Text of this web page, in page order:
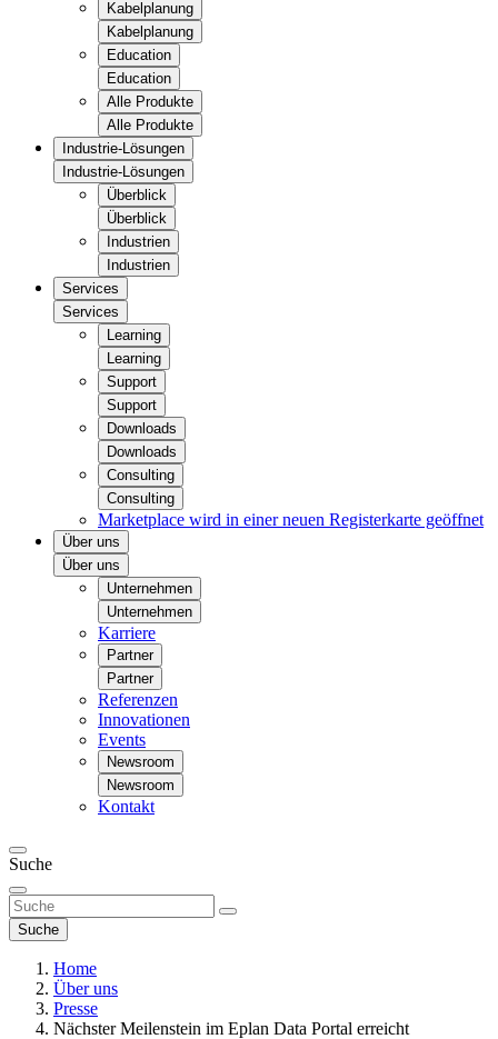
Kabelplanung
Kabelplanung
Education
Education
Alle Produkte
Alle Produkte
Industrie-Lösungen
Industrie-Lösungen
Überblick
Überblick
Industrien
Industrien
Services
Services
Learning
Learning
Support
Support
Downloads
Downloads
Consulting
Consulting
Marketplace wird in einer neuen Registerkarte geöffnet
Über uns
Über uns
Unternehmen
Unternehmen
Karriere
Partner
Partner
Referenzen
Innovationen
Events
Newsroom
Newsroom
Kontakt
Suche
Suche
Home
Über uns
Presse
Nächster Meilenstein im Eplan Data Portal erreicht